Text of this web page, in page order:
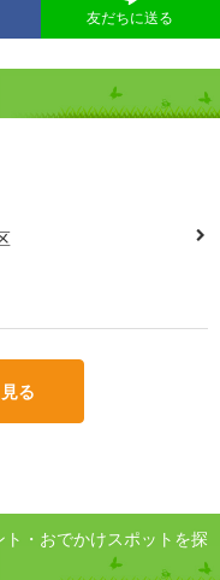
友だちに送る
る
・おでかけスポットを探